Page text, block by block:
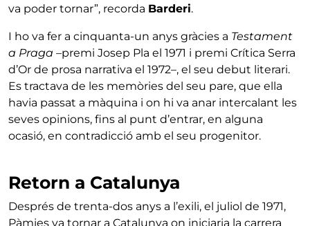
va poder tornar”, recorda Barderi.
I ho va fer a cinquanta-un anys gràcies a Testament
a Praga –premi Josep Pla el 1971 i premi Crítica Serra
d’Or de prosa narrativa el 1972–, el seu debut literari.
Es tractava de les memòries del seu pare, que ella
havia passat a màquina i on hi va anar intercalant les
seves opinions, fins al punt d’entrar, en alguna
ocasió, en contradicció amb el seu progenitor.
Retorn a Catalunya
Després de trenta-dos anys a l’exili, el juliol de 1971,
Pàmies va tornar a Catalunya on iniciaria la carrera